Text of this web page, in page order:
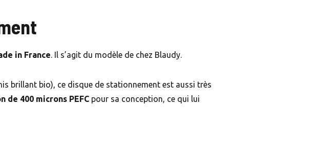
in France. Il s’agit du modèle de chez Blaudy.
brillant bio), ce disque de stationnement est aussi très
de 400 microns PEFC pour sa conception, ce qui lui